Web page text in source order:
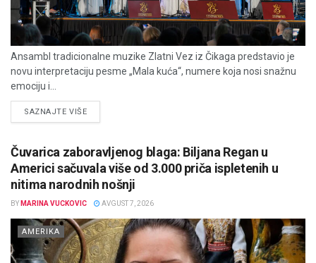
Ansambl tradicionalne muzike Zlatni Vez iz Čikaga predstavio je
novu interpretaciju pesme „Mala kuća“, numere koja nosi snažnu
emociju i...
SAZNAJTE VIŠEDETAILS
Čuvarica zaboravljenog blaga: Biljana Regan u
Americi sačuvala više od 3.000 priča ispletenih u
nitima narodnih nošnji
BY MARINA VUCKOVIC AVGUST 7, 2026
AMERIKA